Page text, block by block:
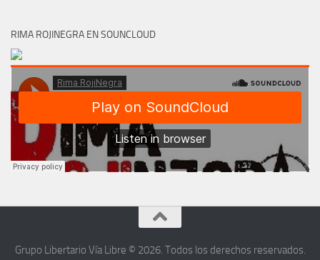
RIMA ROJINEGRA EN SOUNCLOUD
Grupo Libertario Vía Libre © 2026. Todos los derechos reservados.